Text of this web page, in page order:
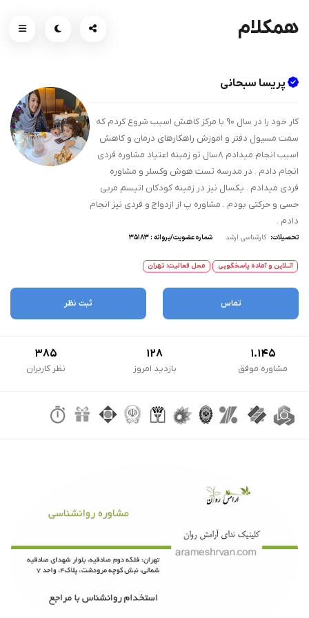
همکلام
پریسا سبحانی
کار خود را در سال ۹۰ با مرکز کاهش اسیب شروع کردم که
سمت مسیول دفتر و اموزش راهکارهای درمان و کاهش
اسیب انجام میدادم ۸سال تو زمینه اعتیاد مشاوره فردی
انجام دادم . در مدرسه تست هوش وکسلر و مشاوره
فردی میدادم . یکسال نیز در زمینه کودکان اتیسم مربی
حسی و حرکتی بودم . مشاوره پ از ازدواج و فردی نیز انجام
دادم .
تحصیلات: کارشناسی ارشد شماره عضویت/پروانه : ۳۵۱۸۳
آنــلاین و آماده پاسخگویی محل فعالیت: تهران
تماس ثبت نظر
1.145
مشاوره موفق
128
بازدید امروز
385
نظر کاربران